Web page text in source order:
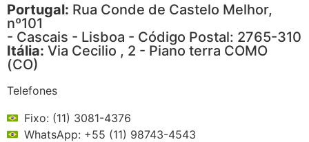
Portugal: Rua Conde de Castelo Melhor,
nº101
- Cascais - Lisboa - Código Postal: 2765-310
Itália: Via Cecilio , 2 - Piano terra COMO
(CO)
Telefones
Fixo: (11) 3081-4376
WhatsApp: +55 (11) 98743-4543